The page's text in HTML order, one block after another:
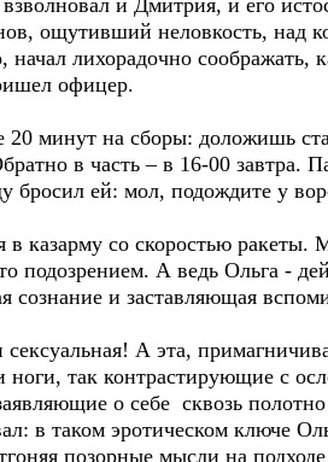
и Дмитрия, и его
ощутивший неловкость, над
начал лихорадочно
офицер.
20 минут на сборы: доложишь
в часть – в 16-00 завтра.
бросил ей: мол, подождите у
в казарму со скоростью
подозрением. А ведь Ольга -
сознание и заставляющая
сексуальная! А эта,
ноги, так контрастирующие с
о себе сквозь
в таком эротическом ключе
позорные мысли на